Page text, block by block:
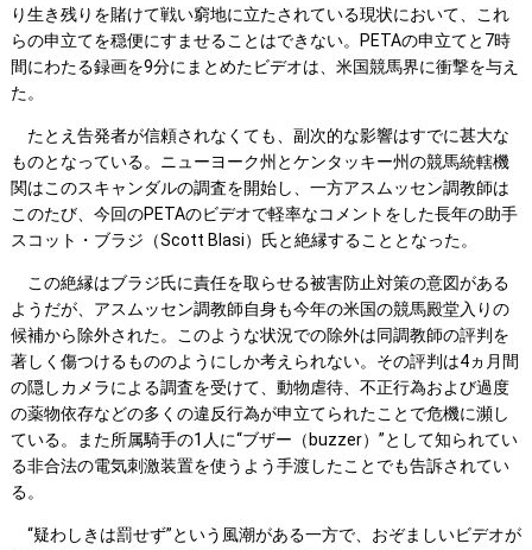
り生き残りを賭けて戦い窮地に立たされている現状において、これ
らの申立てを穏便にすませることはできない。PETAの申立てと7時
間にわたる録画を9分にまとめたビデオは、米国競馬界に衝撃を与え
た。
たとえ告発者が信頼されなくても、副次的な影響はすでに甚大な
ものとなっている。ニューヨーク州とケンタッキー州の競馬統轄機
関はこのスキャンダルの調査を開始し、一方アスムッセン調教師は
このたび、今回のPETAのビデオで軽率なコメントをした長年の助手
スコット・ブラジ（Scott Blasi）氏と絶縁することとなった。
この絶縁はブラジ氏に責任を取らせる被害防止対策の意図がある
ようだが、アスムッセン調教師自身も今年の米国の競馬殿堂入りの
候補から除外された。このような状況での除外は同調教師の評判を
著しく傷つけるもののようにしか考えられない。その評判は4ヵ月間
の隠しカメラによる調査を受けて、動物虐待、不正行為および過度
の薬物依存などの多くの違反行為が申立てられたことで危機に瀕し
ている。また所属騎手の1人に“ブザー（buzzer）”として知られてい
る非合法の電気刺激装置を使うよう手渡したことでも告訴されてい
る。
“疑わしきは罰せず”という風潮がある一方で、おぞましいビデオが